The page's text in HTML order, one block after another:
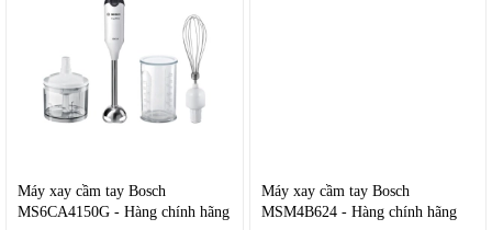
Máy xay cầm tay Bosch
MS6CA4150G - Hàng chính hãng
Máy xay cầm tay Bosch
MSM4B624 - Hàng chính hãng